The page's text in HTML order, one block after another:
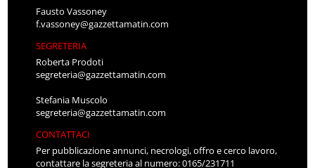
Fausto Vassoney
f.vassoney@gazzettamatin.com
SEGRETERIA
Roberta Prodoti
segreteria@gazzettamatin.com
Stefania Muscolo
segreteria@gazzettamatin.com
CONTATTACI
Per pubblicazione annunci, necrologi, offro e cerco lavoro,
contattare la segreteria al numero: 0165/231711